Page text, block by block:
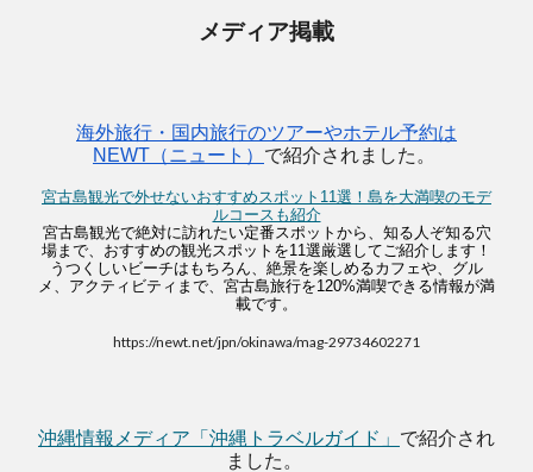
メディア掲載
海外旅行・国内旅行のツアーやホテル予約は
NEWT（ニュート） で紹介されました。
宮古島観光で外せないおすすめスポット11選！島を大満喫のモデ
ルコースも紹介
宮古島観光で絶対に訪れたい定番スポットから、知る人ぞ知る穴
場まで、おすすめの観光スポットを11選厳選してご紹介します！
うつくしいビーチはもちろん、絶景を楽しめるカフェや、グル
メ、アクティビティまで、宮古島旅行を120%満喫できる情報が満
載です。
https://newt.net/jpn/okinawa/mag-29734602271
沖縄情報メディア「沖縄トラベルガイド」 で紹介され
ました。